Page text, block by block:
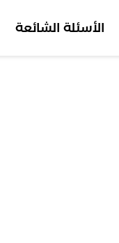
الأسئلة الشائعة